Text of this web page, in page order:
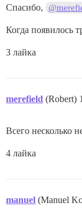
Спасибо,
Когда появилось
3 лайка
merefield (Robert)
Всего несколько
4 лайка
manuel (Manuel